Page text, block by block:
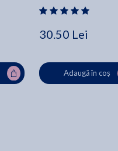
30.50 Lei
Adaugă în coș